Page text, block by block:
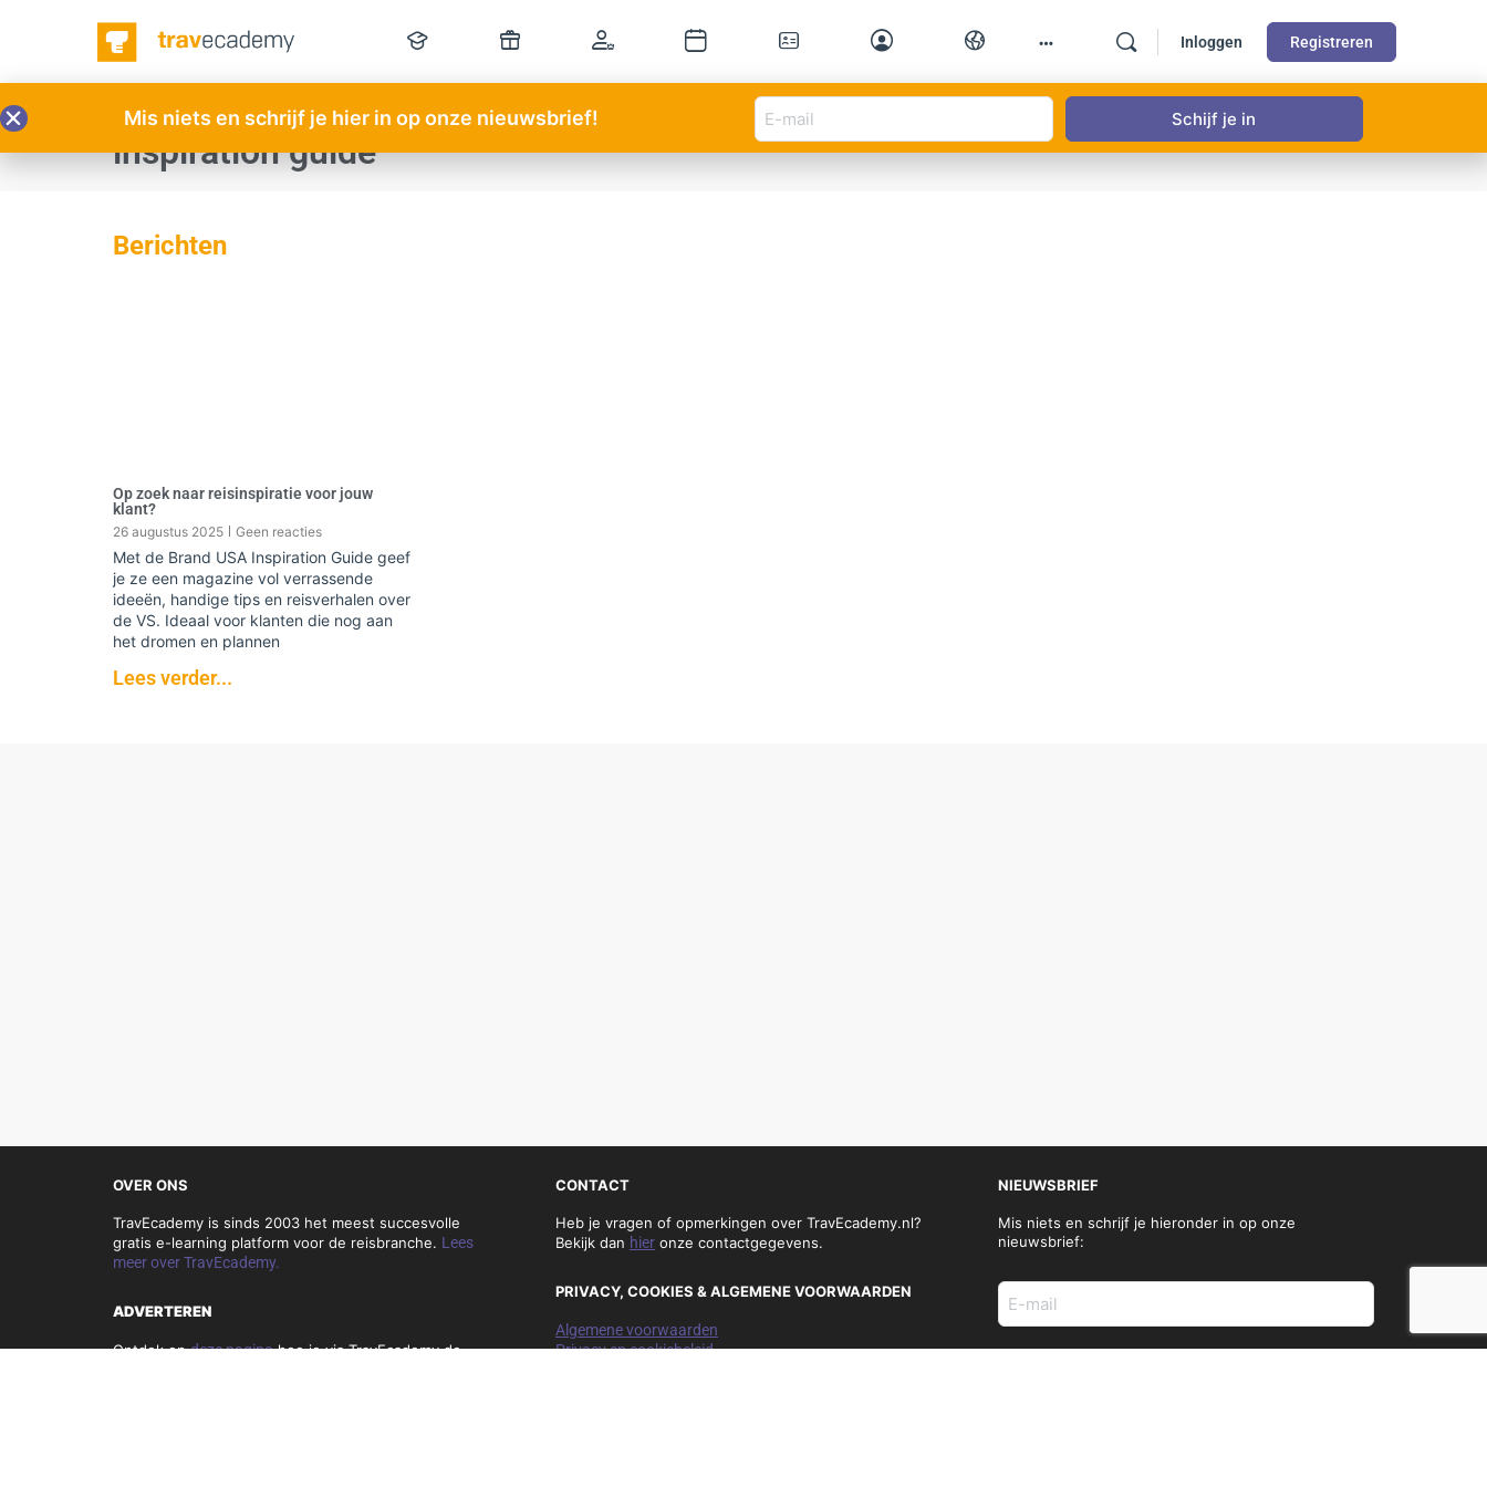
Inloggen Registreren
inspiration guide
Berichten
Op zoek naar reisinspiratie voor jouw
klant?
26 augustus 2025 Geen reacties
Met de Brand USA Inspiration Guide geef
je ze een magazine vol verrassende
ideeën, handige tips en reisverhalen over
de VS. Ideaal voor klanten die nog aan
het dromen en plannen
Lees verder...
OVER ONS
TravEcademy is sinds 2003 het meest succesvolle
gratis e-learning platform voor de reisbranche. Lees
meer over TravEcademy.
ADVERTEREN
Ontdek opdeze paginahoe je via TravEcademy de
CONTACT
Heb je vragen of opmerkingen over TravEcademy.nl?
Bekijk dan hier onze contactgegevens.
PRIVACY, COOKIES & ALGEMENE VOORWAARDEN
Algemene voorwaarden
Privacy en cookiebeleid
NIEUWSBRIEF
Mis niets en schrijf je hieronder in op onze
nieuwsbrief:
E-
mail
Mis niets en schrijf je hier in op onze nieuwsbrief!
E-
mail